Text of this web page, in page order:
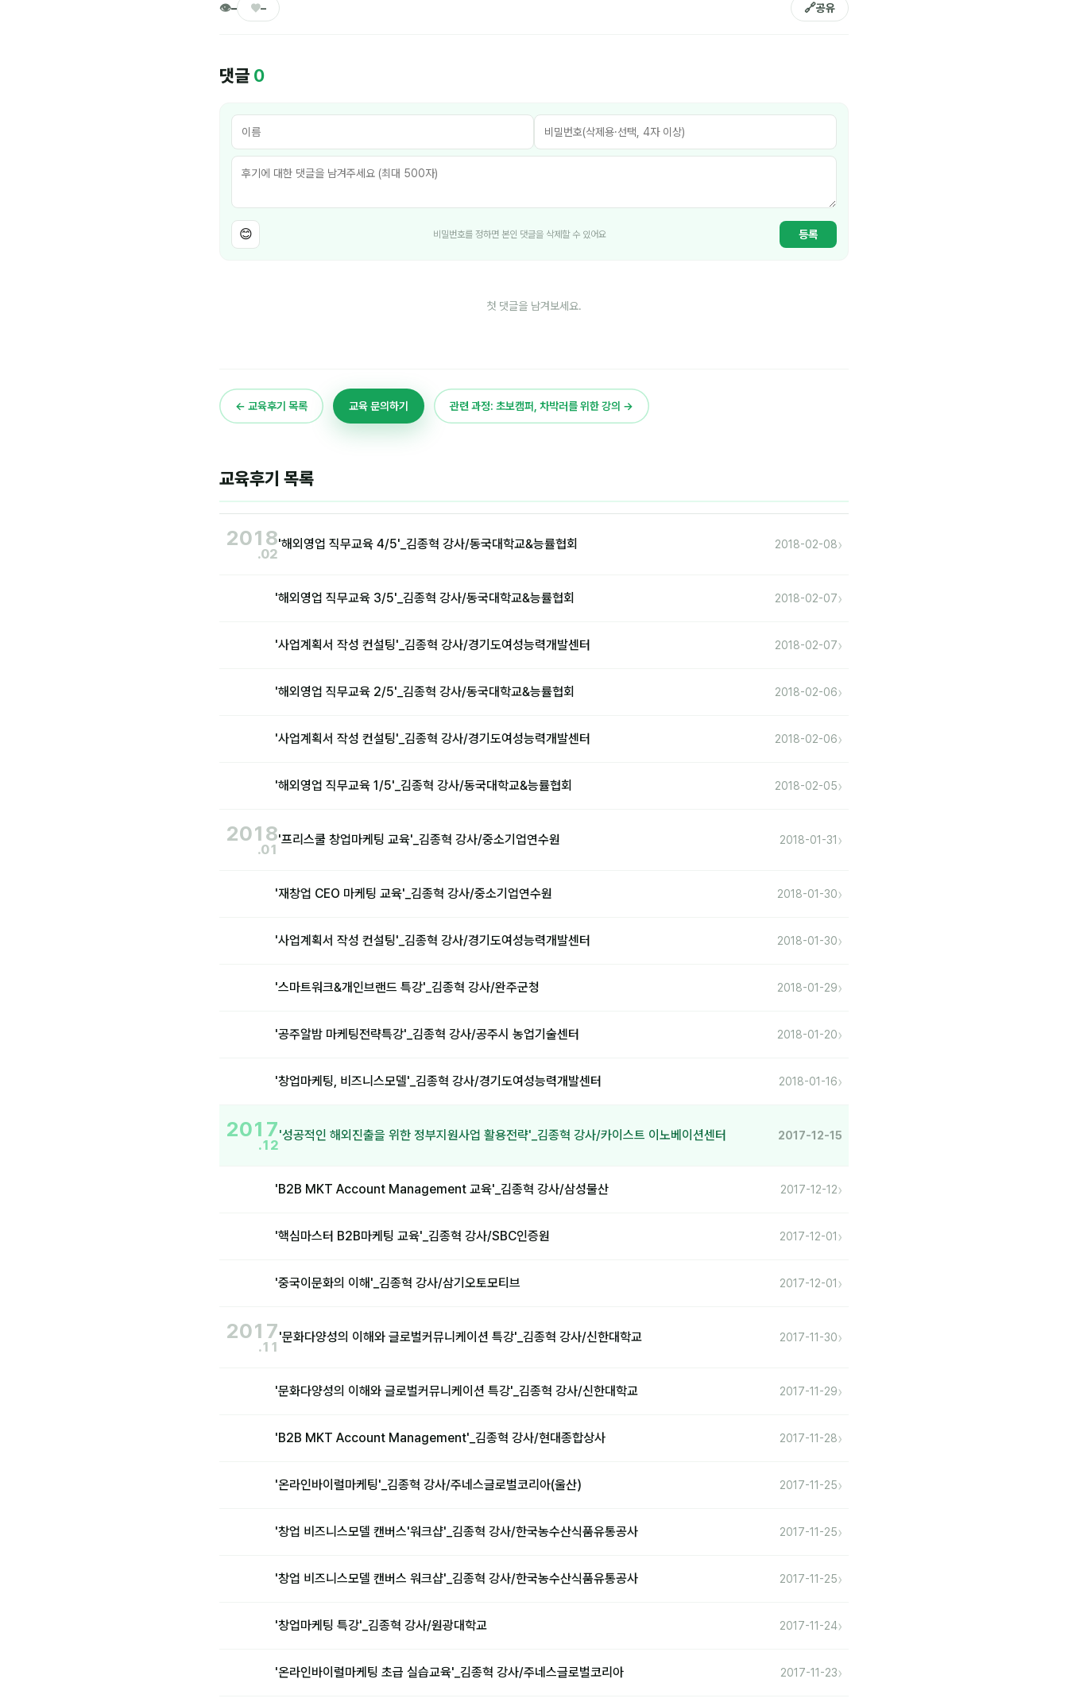
👁– ♥– 🔗공유
댓글 0
😊 비밀번호를 정하면 본인 댓글을 삭제할 수 있어요 등록
첫 댓글을 남겨보세요.
← 교육후기 목록 교육 문의하기 관련 과정: 초보캠퍼, 차박러를 위한 강의 →
교육후기 목록
2018
.02
'해외영업 직무교육 4/5'_김종혁 강사/동국대학교&능률협회 2018-02-08›
'해외영업 직무교육 3/5'_김종혁 강사/동국대학교&능률협회 2018-02-07›
'사업계획서 작성 컨설팅'_김종혁 강사/경기도여성능력개발센터 2018-02-07›
'해외영업 직무교육 2/5'_김종혁 강사/동국대학교&능률협회 2018-02-06›
'사업계획서 작성 컨설팅'_김종혁 강사/경기도여성능력개발센터 2018-02-06›
'해외영업 직무교육 1/5'_김종혁 강사/동국대학교&능률협회 2018-02-05›
2018
.01
'프리스쿨 창업마케팅 교육'_김종혁 강사/중소기업연수원 2018-01-31 ›
'재창업 CEO 마케팅 교육'_김종혁 강사/중소기업연수원 2018-01-30›
'사업계획서 작성 컨설팅'_김종혁 강사/경기도여성능력개발센터 2018-01-30›
'스마트워크&개인브랜드 특강'_김종혁 강사/완주군청 2018-01-29›
'공주알밤 마케팅전략특강'_김종혁 강사/공주시 농업기술센터 2018-01-20›
'창업마케팅, 비즈니스모델'_김종혁 강사/경기도여성능력개발센터 2018-01-16›
2017
.12
'성공적인 해외진출을 위한 정부지원사업 활용전략'_김종혁 강사/카이스트 이노베이션센터 2017-12-15
'B2B MKT Account Management 교육'_김종혁 강사/삼성물산 2017-12-12›
'핵심마스터 B2B마케팅 교육'_김종혁 강사/SBC인증원 2017-12-01 ›
'중국이문화의 이해'_김종혁 강사/삼기오토모티브 2017-12-01 ›
2017
.11
'문화다양성의 이해와 글로벌커뮤니케이션 특강'_김종혁 강사/신한대학교 2017-11-30›
'문화다양성의 이해와 글로벌커뮤니케이션 특강'_김종혁 강사/신한대학교 2017-11-29›
'B2B MKT Account Management'_김종혁 강사/현대종합상사 2017-11-28›
'온라인바이럴마케팅'_김종혁 강사/주네스글로벌코리아(울산) 2017-11-25›
'창업 비즈니스모델 캔버스'워크샵'_김종혁 강사/한국농수산식품유통공사 2017-11-25›
'창업 비즈니스모델 캔버스 워크샵'_김종혁 강사/한국농수산식품유통공사 2017-11-25›
'창업마케팅 특강'_김종혁 강사/원광대학교 2017-11-24›
'온라인바이럴마케팅 초급 실습교육'_김종혁 강사/주네스글로벌코리아 2017-11-23›